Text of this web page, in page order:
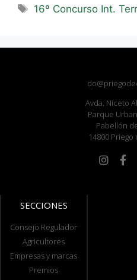
16º Concurso Int.
Avda. Niceto
Parque
Pabellón
14800
SECCIONES
Consejo Regulador
Agricultores
Empresas y marcas
Premios